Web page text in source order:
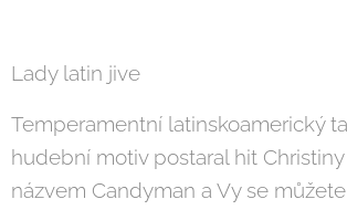
Lady latin jive
Temperamentní latinskoamerický
hudební motiv postaral hit
názvem Candyman a Vy se